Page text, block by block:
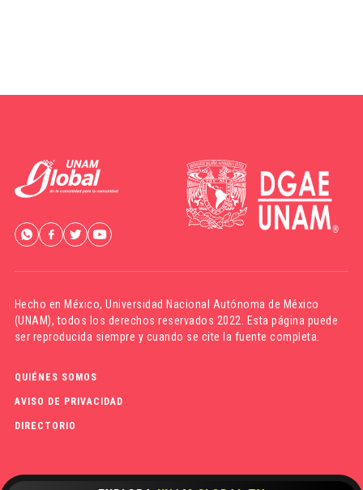
Hecho en México,Universidad Nacional Autónoma de México
(UNAM), todos los derechos reservados 2022. Esta página puede
ser reproducida siempre y cuando se cite la fuente completa.
QUIÉNES SOMOS
AVISO DE PRIVACIDAD
DIRECTORIO